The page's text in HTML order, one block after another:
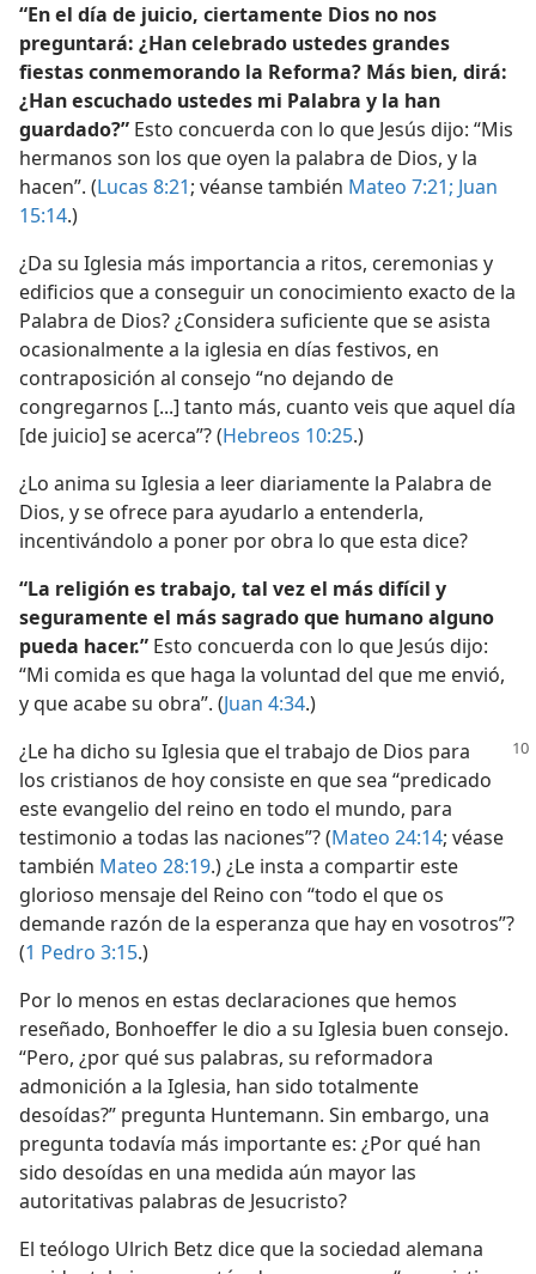
“En el día de juicio, ciertamente Dios no nos
preguntará: ¿Han celebrado ustedes grandes
fiestas conmemorando la Reforma? Más bien, dirá:
¿Han escuchado ustedes mi Palabra y la han
guardado?” Esto concuerda con lo que Jesús dijo: “Mis
hermanos son los que oyen la palabra de Dios, y la
hacen”. (Lucas 8:21; véanse también Mateo 7:21; Juan
15:14.)
¿Da su Iglesia más importancia a ritos, ceremonias y
edificios que a conseguir un conocimiento exacto de la
Palabra de Dios? ¿Considera suficiente que se asista
ocasionalmente a la iglesia en días festivos, en
contraposición al consejo “no dejando de
congregarnos [...] tanto más, cuanto veis que aquel día
[de juicio] se acerca”? (Hebreos 10:25.)
¿Lo anima su Iglesia a leer diariamente la Palabra de
Dios, y se ofrece para ayudarlo a entenderla,
incentivándolo a poner por obra lo que esta dice?
“La religión es trabajo, tal vez el más difícil y
seguramente el más sagrado que humano alguno
pueda hacer.” Esto concuerda con lo que Jesús dijo:
“Mi comida es que haga la voluntad del que me envió,
y que acabe su obra”. (Juan 4:34.)
¿Le ha dicho su Iglesia que el trabajo de Dios para
los cristianos de hoy consiste en que sea “predicado
este evangelio del reino en todo el mundo, para
testimonio a todas las naciones”? (Mateo 24:14; véase
también Mateo 28:19.) ¿Le insta a compartir este
glorioso mensaje del Reino con “todo el que os
demande razón de la esperanza que hay en vosotros”?
(1 Pedro 3:15.)
Por lo menos en estas declaraciones que hemos
reseñado, Bonhoeffer le dio a su Iglesia buen consejo.
“Pero, ¿por qué sus palabras, su reformadora
admonición a la Iglesia, han sido totalmente
desoídas?” pregunta Huntemann. Sin embargo, una
pregunta todavía más importante es: ¿Por qué han
sido desoídas en una medida aún mayor las
autoritativas palabras de Jesucristo?
El teólogo Ulrich Betz dice que la sociedad alemana